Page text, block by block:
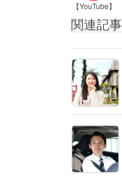
【YouTube】
関連記事